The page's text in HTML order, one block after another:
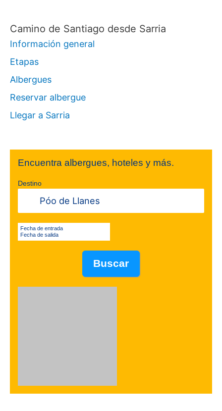
Camino de Santiago desde Sarria
Información general
Etapas
Albergues
Reservar albergue
Llegar a Sarria
Encuentra albergues, hoteles y más.
Destino
Fecha de entrada
Fecha de salida